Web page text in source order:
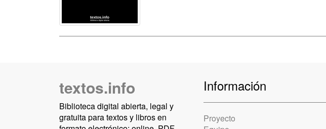
textos.info
Biblioteca digital abierta, legal y
gratuita para textos y libros en
Información
Proyecto